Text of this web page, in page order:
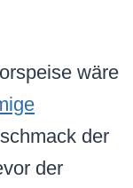
wäre
der
der